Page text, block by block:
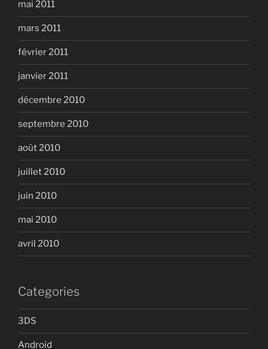
mai 2011
mars 2011
février 2011
janvier 2011
décembre 2010
septembre 2010
août 2010
juillet 2010
juin 2010
mai 2010
avril 2010
Categories
3DS
Android